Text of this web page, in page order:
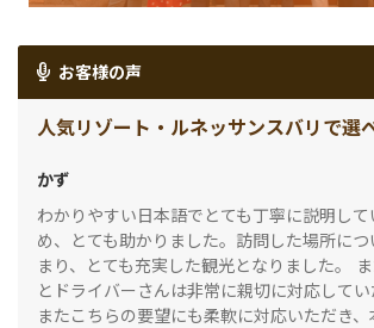
お客様の声
かず
わかりやすい日本語でとても丁寧に説明し
め、とても助かりました。訪問した場所に
まり、とても充実した観光となりました。
とドライバーさんは非常に親切に対応してい
またこちらの要望にも柔軟に対応いただき